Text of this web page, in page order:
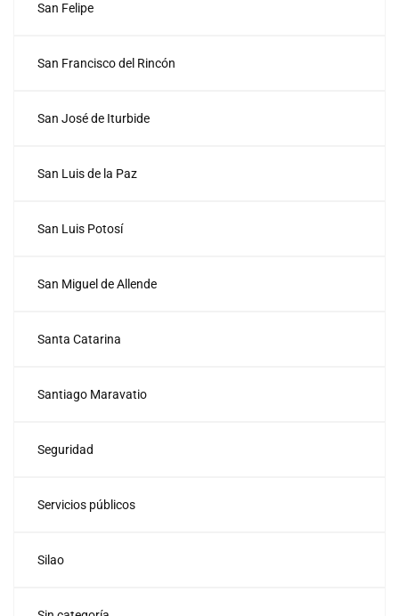
San Felipe
San Francisco del Rincón
San José de Iturbide
San Luis de la Paz
San Luis Potosí
San Miguel de Allende
Santa Catarina
Santiago Maravatio
Seguridad
Servicios públicos
Silao